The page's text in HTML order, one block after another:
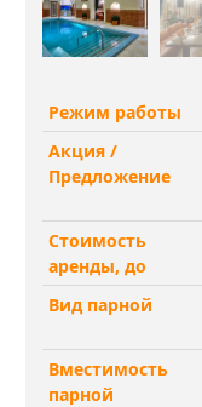
Режим работы
Акция /
Предложение
Стоимость
аренды, до
Вид парной
Вместимость
парной